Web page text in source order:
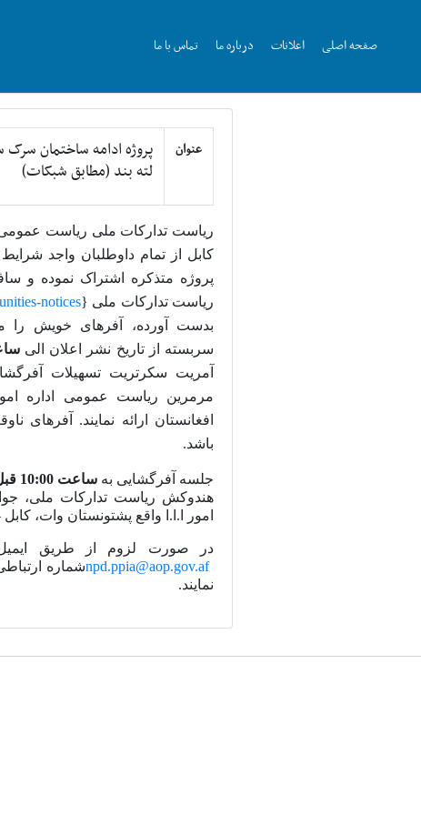
صفحه اصلی اعلانات درباره ما تماس با ما
عنوان
پروژه ادامه ساختمان
لته بند (مطابق شبکات)
ریاست تدارکات ملی ریاست عمومی
کابل از تمام داوطلبان واجد
پروژه متذکره
اشتراک نموده و
ریاست تدارکات ملی {notices
بدست آورده، آفرهای خویش را
سربسته از تاریخ نشر اعلان الیساعت 10:00 ق.ظ
آمریت سکرتریت تسهیلات
مرمرین ریاست عمومی اداره
افغانستان ارائه نمایند. آفرهای
باشد.
جلسه آفرگشایی به ساعت 10:00 قبل از ظهر بتاریخ 21 جوزا 1405
هندوکش ریاست تدارکات ملی،
امور ا.ا.ا واقع پشتونستان وات،
در صورت لزوم از طریق
npd.ppia@aop.gov.afشماره
نمایند.